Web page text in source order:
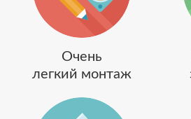
Очень
легкий монтаж